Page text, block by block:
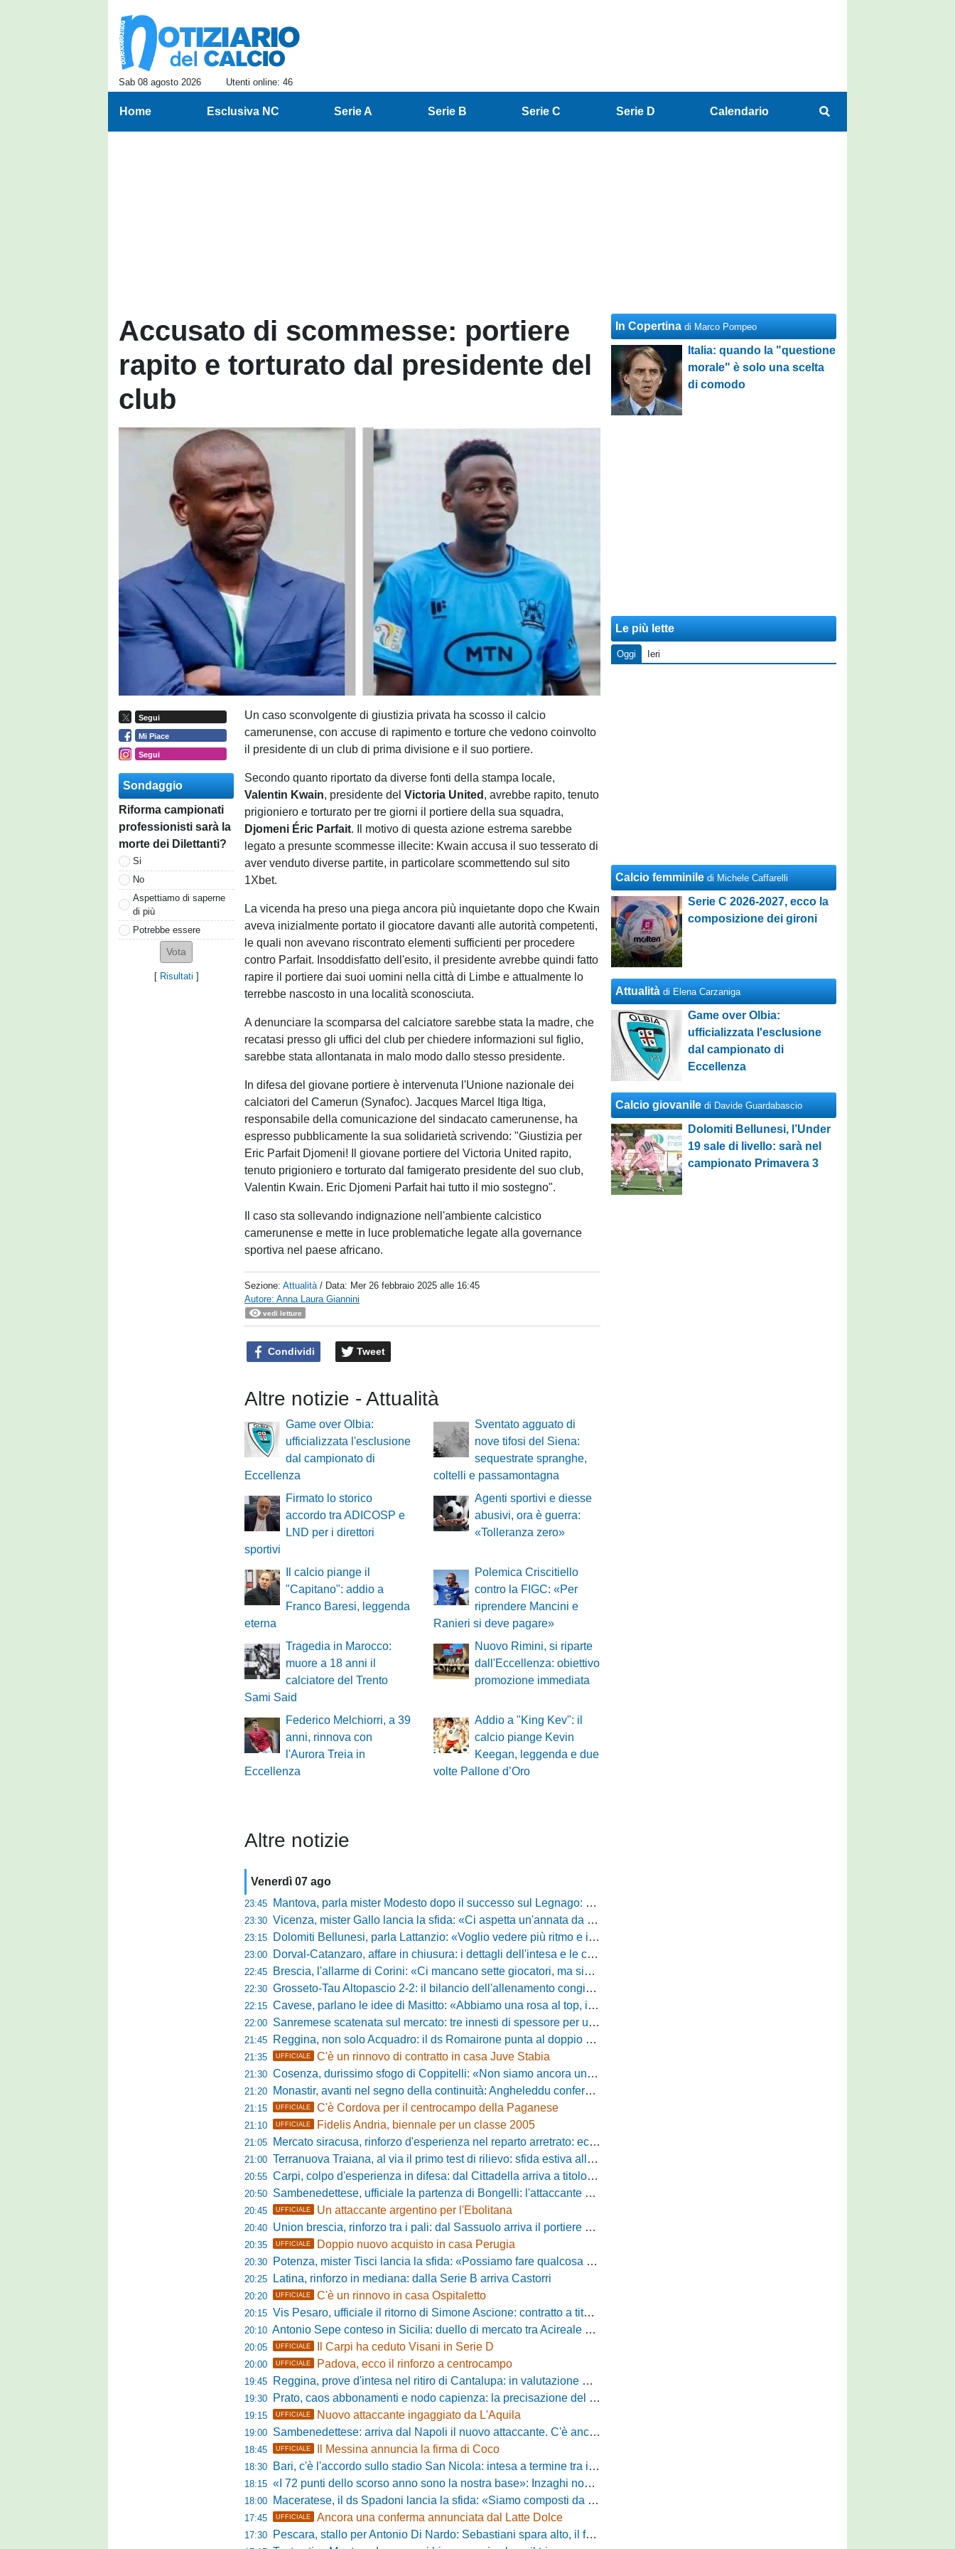
Sab 08 agosto 2026 Utenti online: 46
Home Esclusiva NC Serie A Serie B Serie C Serie D Calendario
Accusato di scommesse: portiere
rapito e torturato dal presidente del
club
Segui
Mi Piace
Segui
Sondaggio
Riforma campionati
professionisti sarà la
morte dei Dilettanti?
Si
No
Aspettiamo di saperne
di più
Potrebbe essere
[ Risultati ]
Un caso sconvolgente di giustizia privata ha scosso il calcio
camerunense, con accuse di rapimento e torture che vedono coinvolto
il presidente di un club di prima divisione e il suo portiere.
Secondo quanto riportato da diverse fonti della stampa locale,
Valentin Kwain, presidente delVictoria United , avrebbe rapito, tenuto
prigioniero e torturato per tre giorni il portiere della sua squadra,
Djomeni Éric Parfait. Il motivo di questa azione estrema sarebbe
legato a presunte scommesse illecite: Kwain accusa il suo tesserato di
aver venduto diverse partite, in particolare scommettendo sul sito
1Xbet.
La vicenda ha preso una piega ancora più inquietante dopo che Kwain
aveva inizialmente portato il giocatore davanti alle autorità competenti,
le quali non avevano riscontrato elementi sufficienti per procedere
contro Parfait. Insoddisfatto dell'esito, il presidente avrebbe quindi fatto
rapire il portiere dai suoi uomini nella città di Limbe e attualmente lo
terrebbe nascosto in una località sconosciuta.
A denunciare la scomparsa del calciatore sarebbe stata la madre, che
recatasi presso gli uffici del club per chiedere informazioni sul figlio,
sarebbe stata allontanata in malo modo dallo stesso presidente.
In difesa del giovane portiere è intervenuta l'Unione nazionale dei
calciatori del Camerun (Synafoc). Jacques Marcel Itiga Itiga,
responsabile della comunicazione del sindacato camerunense, ha
espresso pubblicamente la sua solidarietà scrivendo: "Giustizia per
Eric Parfait Djomeni! Il giovane portiere del Victoria United rapito,
tenuto prigioniero e torturato dal famigerato presidente del suo club,
Valentin Kwain. Eric Djomeni Parfait hai tutto il mio sostegno".
Il caso sta sollevando indignazione nell'ambiente calcistico
camerunense e mette in luce problematiche legate alla governance
sportiva nel paese africano.
Sezione:Attualità / Data: Mer 26 febbraio 2025 alle 16:45
Autore: Anna Laura Giannini
vedi letture
Condividi Tweet
Altre notizie - Attualità
Game over Olbia:
ufficializzata l'esclusione
dal campionato di
Eccellenza
Sventato agguato di
nove tifosi del Siena:
sequestrate spranghe,
coltelli e passamontagna
Firmato lo storico
accordo tra ADICOSP e
LND per i direttori
sportivi
Agenti sportivi e diesse
abusivi, ora è guerra:
«Tolleranza zero»
Il calcio piange il
"Capitano": addio a
Franco Baresi, leggenda
eterna
Polemica Criscitiello
contro la FIGC: «Per
riprendere Mancini e
Ranieri si deve pagare»
Tragedia in Marocco:
muore a 18 anni il
calciatore del Trento
Sami Said
Nuovo Rimini, si riparte
dall'Eccellenza: obiettivo
promozione immediata
Federico Melchiorri, a 39
anni, rinnova con
l'Aurora Treia in
Eccellenza
Addio a "King Kev": il
calcio piange Kevin
Keegan, leggenda e due
volte Pallone d’Oro
Altre notizie
Venerdì 07 ago
23:45 Mantova, parla mister Modesto dopo il successo sul Legnago: "Buona tenuta nervosa, ma dobbiamo migliorare"
23:30 Vicenza, mister Gallo lancia la sfida: «Ci aspetta un'annata da protagonisti in B, ma qui nessuno ha il posto fisso»
23:15 Dolomiti Bellunesi, parla Lattanzio: «Voglio vedere più ritmo e intensità, dobbiamo lasciare tutto sul campo»
23:00 Dorval-Catanzaro, affare in chiusura: i dettagli dell'intesa e le cifre dell'operazione
22:45 Brescia, l'allarme di Corini: «Ci mancano sette giocatori, ma siamo una squadra forte»
22:30 Grosseto-Tau Altopascio 2-2: il bilancio dell'allenamento congiunto e la risposta dei nuovi arrivi
22:15 Cavese, parlano le idee di Masitto: «Abbiamo una rosa al top, il pubblico del Lamberti ci spingerà lontano»
22:00 Sanremese scatenata sul mercato: tre innesti di spessore per un attacco da sogni
21:45 Reggina, non solo Acquadro: il ds Romairone punta al doppio colpo Baldan-Volpicelli
21:35 UFFICIALE C'è un rinnovo di contratto in casa Juve Stabia
21:30 Cosenza, durissimo sfogo di Coppitelli: «Non siamo ancora una squadra, ora serve tirare una riga!»
21:20 Monastir, avanti nel segno della continuità: Angheleddu confermato in panchina, in attacco arriva Loru
21:15 UFFICIALE C'è Cordova per il centrocampo della Paganese
21:10 UFFICIALE Fidelis Andria, biennale per un classe 2005
21:05 Mercato siracusa, rinforzo d'esperienza nel reparto arretrato: ecco Orlando
21:00 Terranuova Traiana, al via il primo test di rilievo: sfida estiva allo Zecchini con il Grosseto
20:55 Carpi, colpo d'esperienza in difesa: dal Cittadella arriva a titolo definitivo Riccardo Gatti
20:50 Sambenedettese, ufficiale la partenza di Bongelli: l'attaccante passa in Serie D
20:45 UFFICIALE Un attaccante argentino per l'Ebolitana
20:40 Union brescia, rinforzo tra i pali: dal Sassuolo arriva il portiere Gioele Zacchi
20:35 UFFICIALE Doppio nuovo acquisto in casa Perugia
20:30 Potenza, mister Tisci lancia la sfida: «Possiamo fare qualcosa di storico e regalarci la trasferta a Genova»
20:25 Latina, rinforzo in mediana: dalla Serie B arriva Castorri
20:20 UFFICIALE C'è un rinnovo in casa Ospitaletto
20:15 Vis Pesaro, ufficiale il ritorno di Simone Ascione: contratto a titolo definitivo fino al 2029
20:10 Antonio Sepe conteso in Sicilia: duello di mercato tra Acireale e Messina
20:05 UFFICIALE Il Carpi ha ceduto Visani in Serie D
20:00 UFFICIALE Padova, ecco il rinforzo a centrocampo
19:45 Reggina, prove d'intesa nel ritiro di Cantalupa: in valutazione Blazevic e Anton
19:30 Prato, caos abbonamenti e nodo capienza: la precisazione del club laniero
19:15 UFFICIALE Nuovo attaccante ingaggiato da L'Aquila
19:00 Sambenedettese: arriva dal Napoli il nuovo attaccante. C'è anche l'ufficialità
18:45 UFFICIALE Il Messina annuncia la firma di Coco
18:30 Bari, c'è l'accordo sullo stadio San Nicola: intesa a termine tra il Comune e il club di De Laurentiis
18:15 «I 72 punti dello scorso anno sono la nostra base»: Inzaghi non si nasconde e carica l'ambiente
18:00 Maceratese, il ds Spadoni lancia la sfida: «Siamo composti da elementi validi con motivazioni altissime»
17:45 UFFICIALE Ancora una conferma annunciata dal Latte Dolce
17:30 Pescara, stallo per Antonio Di Nardo: Sebastiani spara alto, il futuro resta un enigma
In Copertina di Marco Pompeo
Italia: quando la "questione
morale" è solo una scelta
di comodo
Le più lette
Oggi Ieri
Calcio femminile di Michele Caffarelli
Serie C 2026-2027, ecco la
composizione dei gironi
Attualità di Elena Carzaniga
Game over Olbia:
ufficializzata l'esclusione
dal campionato di
Eccellenza
Calcio giovanile di Davide Guardabascio
Dolomiti Bellunesi, l’Under
19 sale di livello: sarà nel
campionato Primavera 3